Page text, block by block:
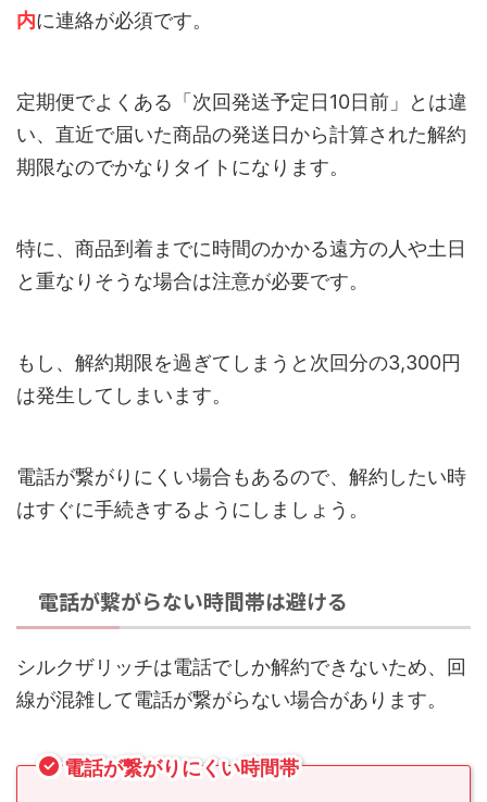
内に連絡が必須です。
定期便でよくある「次回発送予定日10日前」とは違
い、直近で届いた商品の発送日から計算された解約
期限なのでかなりタイトになります。
特に、商品到着までに時間のかかる遠方の人や土日
と重なりそうな場合は注意が必要です。
もし、解約期限を過ぎてしまうと次回分の3,300円
は発生してしまいます。
電話が繋がりにくい場合もあるので、解約したい時
はすぐに手続きするようにしましょう。
電話が繋がらない時間帯は避ける
シルクザリッチは電話でしか解約できないため、回
線が混雑して電話が繋がらない場合があります。
電話が繋がりにくい時間帯